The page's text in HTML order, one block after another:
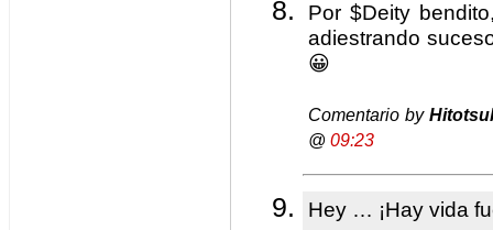
Por $Deity
adiestrando
😀
Comentario by
@ 09:23
Hey … ¡Hay vida